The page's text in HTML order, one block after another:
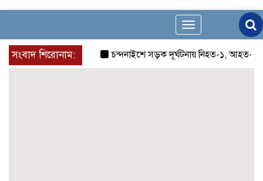
Toggle
navigation
সংবাদ শিরোনাম:
চন্দনাইশে সড়ক দূর্ঘটনায় নিহত-১, আহত-২